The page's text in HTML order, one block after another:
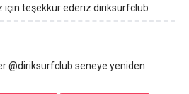
için teşekkür ederiz diriksurfclub
@diriksurfclub seneye yeniden